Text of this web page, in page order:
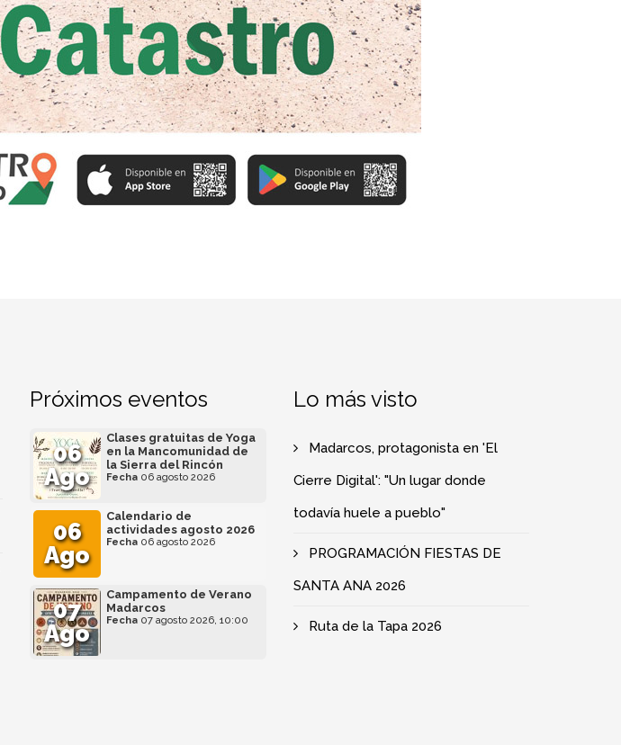
Próximos eventos
06
Ago
Clases gratuitas de Yoga
en la Mancomunidad de
la Sierra del Rincón
Fecha 06 agosto 2026
06
Ago
Calendario de
actividades agosto 2026
Fecha 06 agosto 2026
07
Ago
Campamento de Verano
Madarcos
Fecha 07 agosto 2026, 10:00
Lo más visto
Madarcos, protagonista en 'El
Cierre Digital': "Un lugar donde
todavía huele a pueblo"
PROGRAMACIÓN FIESTAS DE
SANTA ANA 2026
Ruta de la Tapa 2026